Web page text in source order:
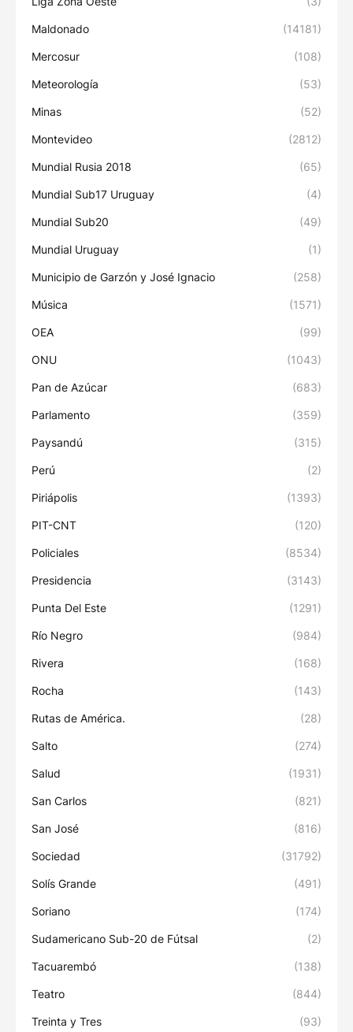
Maldonado (14181)
Mercosur (108)
Meteorología (53)
Minas (52)
Montevideo (2812)
Mundial Rusia 2018 (65)
Mundial Sub17 Uruguay (4)
Mundial Sub20 (49)
Mundial Uruguay (1)
Municipio de Garzón y José Ignacio (258)
Música (1571)
OEA (99)
ONU (1043)
Pan de Azúcar (683)
Parlamento (359)
Paysandú (315)
Perú (2)
Piriápolis (1393)
PIT-CNT (120)
Policiales (8534)
Presidencia (3143)
Punta Del Este (1291)
Río Negro (984)
Rivera (168)
Rocha (143)
Rutas de América. (28)
Salto (274)
Salud (1931)
San Carlos (821)
San José (816)
Sociedad (31792)
Solís Grande (491)
Soriano (174)
Sudamericano Sub-20 de Fútsal (2)
Tacuarembó (138)
Teatro (844)
Treinta y Tres (93)